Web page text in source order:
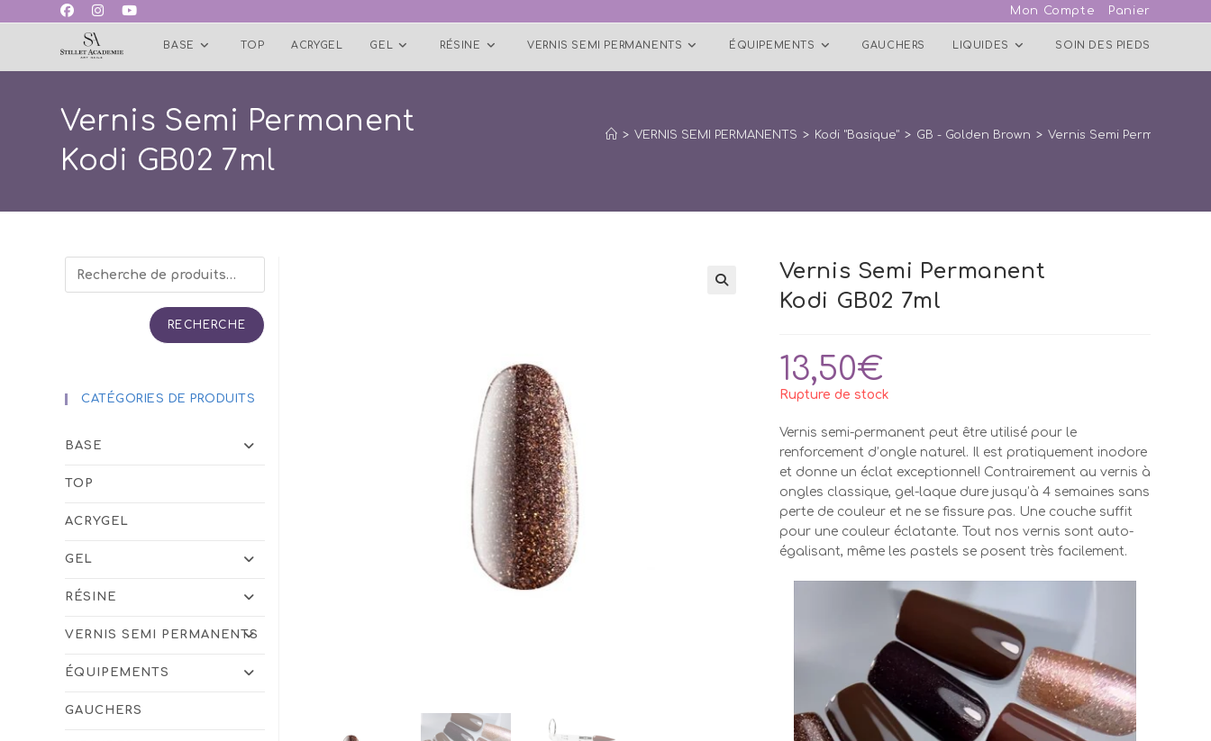
Mon Compte Panier
BASE TOP ACRYGEL GEL RÉSINE VERNIS SEMI PERMANENTS ÉQUIPEMENTS GAUCHERS LIQUIDES SOIN DES PIEDS
Vernis Semi Permanent
Kodi GB02 7ml
> VERNIS SEMI PERMANENTS > Kodi "Basique" > GB - Golden Brown > Vernis Semi Permanent
Vernis Semi Permanent
Kodi GB02 7ml
13,50€
Rupture de stock
Vernis semi-permanent peut être utilisé pour le
renforcement d’ongle naturel. Il est pratiquement inodore
et donne un éclat exceptionnel! Contrairement au vernis à
ongles classique, gel-laque dure jusqu’à 4 semaines sans
perte de couleur et ne se fissure pas. Une couche suffit
pour une couleur éclatante. Tout nos vernis sont auto-
égalisant, même les pastels se posent très facilement.
RECHERCHE
CATÉGORIES DE PRODUITS
BASE
TOP
ACRYGEL
GEL
RÉSINE
VERNIS SEMI PERMANENTS
ÉQUIPEMENTS
GAUCHERS